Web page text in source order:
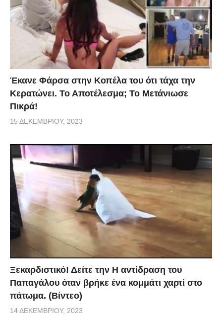
Έκανε Φάρσα στην Κοπέλα του ότι τάχα την
Κερατώνει. Το Αποτέλεσμα; Το Μετάνιωσε
Πικρά!
15 ΔΕΚΕΜΒΡΊΟΥ, 2023
Ξεκαρδιστικό! Δείτε την Η αντίδραση του
Παπαγάλου όταν βρήκε ένα κομμάτι χαρτί στο
πάτωμα. (Βίντεο)
14 ΔΕΚΕΜΒΡΊΟΥ, 2023